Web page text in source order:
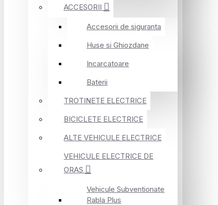
ACCESORII
Accesorii de siguranta
Huse si Ghiozdane
Incarcatoare
Baterii
TROTINETE ELECTRICE
BICICLETE ELECTRICE
ALTE VEHICULE ELECTRICE
VEHICULE ELECTRICE DE
ORAS
Vehicule Subventionate
Rabla Plus